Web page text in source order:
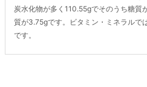
炭水化物が多く110.55gでそのうち糖質
質が3.75gです。ビタミン・ミネラルで
です。